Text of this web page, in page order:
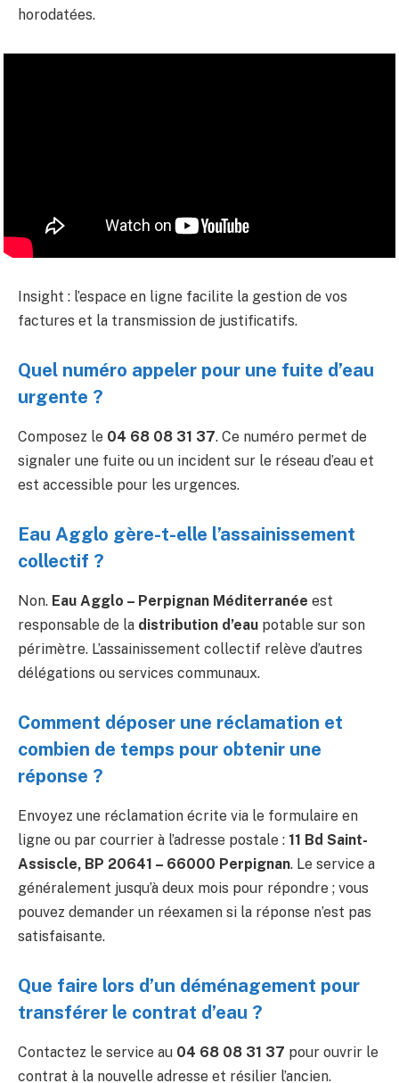
horodatées.
Insight : l’espace en ligne facilite la gestion de vos
factures et la transmission de justificatifs.
Quel numéro appeler pour une fuite d’eau
urgente ?
Composez le 04 68 08 31 37. Ce numéro permet de
signaler une fuite ou un incident sur le réseau d’eau et
est accessible pour les urgences.
Eau Agglo gère-t-elle l’assainissement
collectif ?
Non. Eau Agglo – Perpignan Méditerranée est
responsable de la distribution d’eau potable sur son
périmètre. L’assainissement collectif relève d’autres
délégations ou services communaux.
Comment déposer une réclamation et
combien de temps pour obtenir une
réponse ?
Envoyez une réclamation écrite via le formulaire en
ligne ou par courrier à l’adresse postale : 11 Bd Saint-
Assiscle, BP 20641 – 66000 Perpignan. Le service a
généralement jusqu’à deux mois pour répondre ; vous
pouvez demander un réexamen si la réponse n’est pas
satisfaisante.
Que faire lors d’un déménagement pour
transférer le contrat d’eau ?
Contactez le service au 04 68 08 31 37 pour ouvrir le
contrat à la nouvelle adresse et résilier l’ancien.